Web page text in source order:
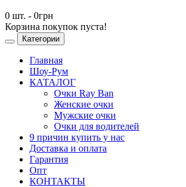
0 шт. - 0грн
Корзина покупок пуста!
Категории
Главная
Шоу-Рум
КАТАЛОГ
Очки Ray Ban
Женские очки
Мужские очки
Очки для водителей
9 причин купить у нас
Доставка и оплата
Гарантия
Опт
КОНТАКТЫ